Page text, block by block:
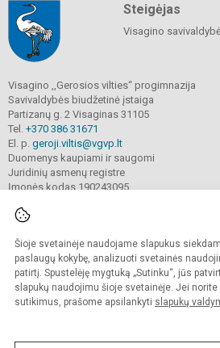
Šioje svetainėje naudojame slapukus
paslaugų kokybę, analizuoti svetainės
patirtį. Spustelėję mygtuką „Sutinku“, jūs
slapukų naudojimu šioje svetainėje. Jei
sutikimus, prašome apsilankyti slapukų
Steigėjas
Visagino
Visagino ,,Gerosios vilties“ progimnazija
Savivaldybės biudžetinė įstaiga
Partizanų g. 2 Visaginas 31105
Tel. +370 386 31671
El. p. geroji.viltis@vgvp.lt
Duomenys kaupiami ir saugomi
Juridinių asmenų registre
Įmonės kodas 190243095
© 2025. Visagino ,,Gerosios vilties“
Kopijuoti turinį be raštiško įstaigos
Prieinamumo paraiška
Sumanus būdas atnaujinti